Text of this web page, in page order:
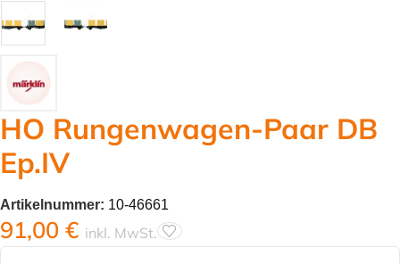
HO Rungenwagen-Paar DB
Ep.IV
Artikelnummer: 10-46661
91,00 € inkl. MwSt.